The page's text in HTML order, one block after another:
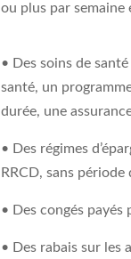
ou plus par semaine
• Des soins de
santé, un
durée, une
• Des régimes
RRCD, sans période
• Des congés payés
• Des rabais sur les